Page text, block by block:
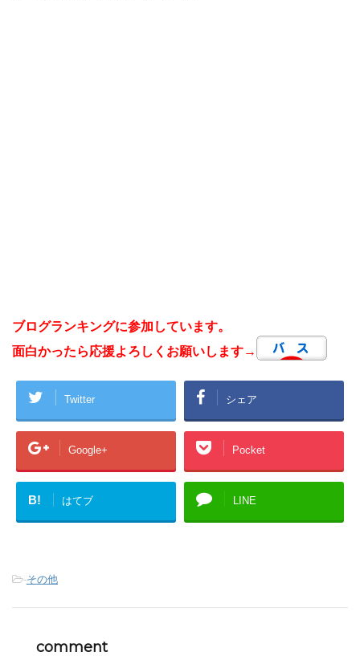
ブログランキングに参加しています。
面白かったら応援よろしくお願いします→
Twitter シェア
Google+ Pocket
B! はてブ LINE
-その他
comment